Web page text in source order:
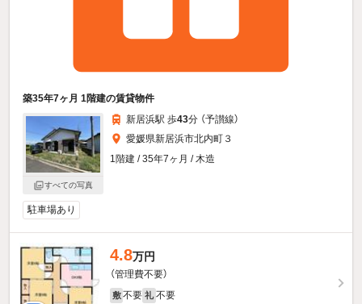
築35年7ヶ月 1階建の賃貸物件
すべての写真
新居浜駅 歩43分 （予讃線）
愛媛県新居浜市北内町３
1階建 / 35年7ヶ月 / 木造
駐車場あり
4.8万円
（管理費不要）
敷 不要 礼 不要